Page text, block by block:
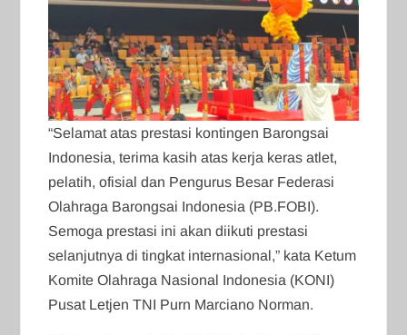
“Selamat atas prestasi kontingen Barongsai
Indonesia, terima kasih atas kerja keras atlet,
pelatih, ofisial dan Pengurus Besar Federasi
Olahraga Barongsai Indonesia (PB.FOBI).
Semoga prestasi ini akan diikuti prestasi
selanjutnya di tingkat internasional,” kata Ketum
Komite Olahraga Nasional Indonesia (KONI)
Pusat Letjen TNI Purn Marciano Norman.